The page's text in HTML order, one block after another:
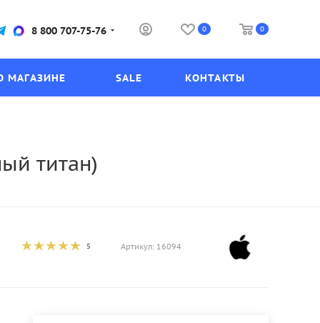
8 800 707-75-76 0 0
МАГАЗИНЕ SALE КОНТАКТЫ
титан)
5
Артикул: 16094